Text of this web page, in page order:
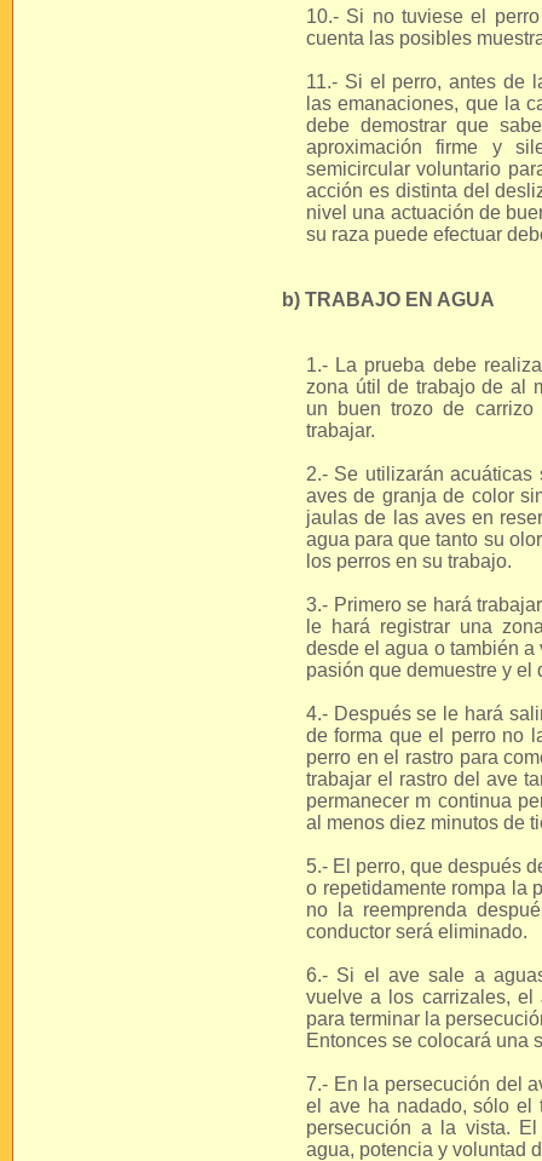
10.- Si no tuviese el
cuenta las posibles
11.- Si el perro, antes de
las emanaciones, que la
debe demostrar que
aproximación firme y
semicircular voluntario
acción es distinta del
nivel una actuación de
su raza puede efectuar
b) TRABAJO EN AGUA
1.- La prueba debe
zona útil de trabajo de al
un buen trozo de
trabajar.
2.- Se utilizarán
aves de granja de color
jaulas de las aves en
agua para que tanto su
los perros en su trabajo.
3.- Primero se hará
le hará registrar una
desde el agua o también
pasión que demuestre y el
4.- Después se le hará
de forma que el perro no
perro en el rastro para
trabajar el rastro del ave
permanecer m continua
al menos diez minutos de
5.- El perro, que después
o repetidamente rompa la
no la reemprenda
conductor será eliminado.
6.- Si el ave sale a
vuelve a los carrizales, el
para terminar la
Entonces se colocará una
7.- En la persecución del
el ave ha nadado, sólo el
persecución a la vista.
agua, potencia y voluntad